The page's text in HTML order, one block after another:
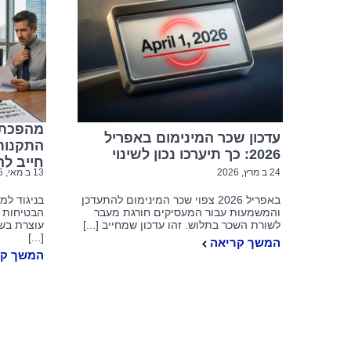
חייב
13 ב מאי, 2026
בניגוד
הבטיחות
עוצרת
[...]
המשך
עדכון
2026: כך תיערכו נכון לשינוי
עדכון שכר המינימום באפריל
2026: כך תיערכו נכון לשינוי
24 ב מרץ, 2026
באפריל 2026 צפוי שכר המינימום להתעדכן
והמשמעות עבור המעסיקים חורגת מעבר
לשורת השכר בתלוש. זהו עדכון שמחייב [...]
המשך קריאה
אודות
לצד
המשרד
ייחודית
המוביל